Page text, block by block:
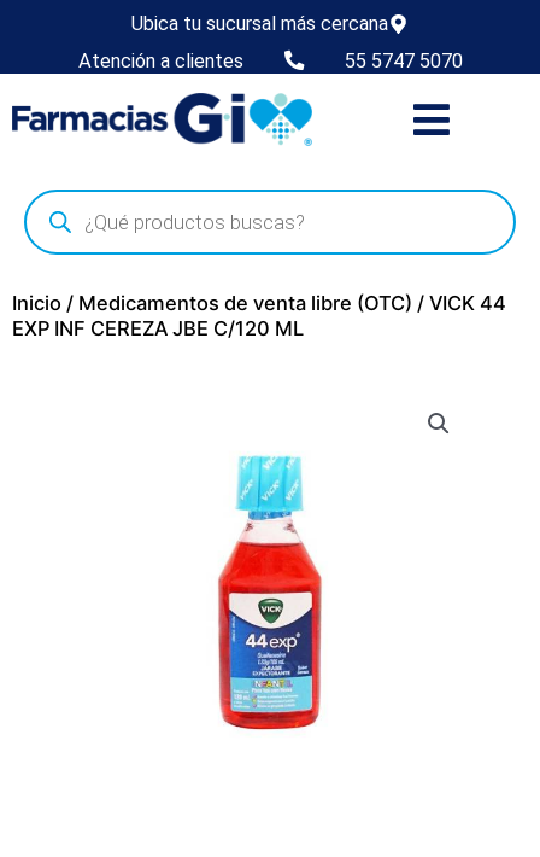
Ubica tu sucursal más cercana
Atención a clientes
55 5747 5070
Inicio / Medicamentos de venta libre (OTC) / VICK 44
EXP INF CEREZA JBE C/120 ML